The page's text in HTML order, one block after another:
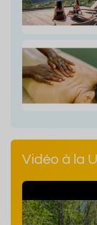
Vidéo à la